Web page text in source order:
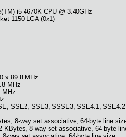
i5-4670K CPU @ 3.40GHz
1150 LGA (0x1)
x 99.8 MHz
MHz
MHz
SSE2, SSE3, SSSE3, SSE4.1,
8-way set associative, 64-byte line
KBytes, 8-way set associative, 64-byte